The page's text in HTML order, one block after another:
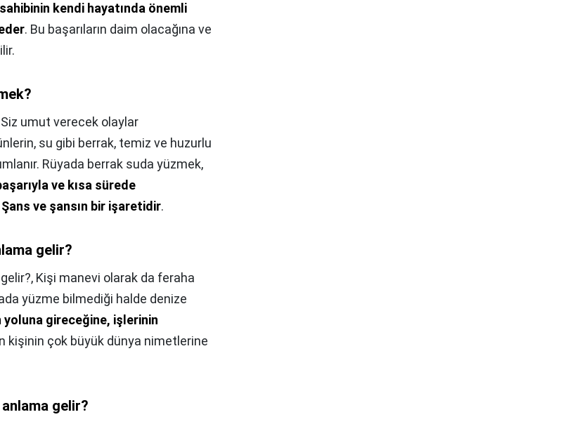
kendi hayatında önemli
. Bu başarıların daim olacağına ve
Siz umut verecek olaylar
su gibi berrak, temiz ve huzurlu
Rüyada berrak suda yüzmek,
ve kısa sürede
Şans ve şansın bir işaretidir.
gelir?
Kişi manevi olarak da feraha
yüzme bilmediği halde denize
gireceğine, işlerinin
kişinin çok büyük dünya nimetlerine
gelir?